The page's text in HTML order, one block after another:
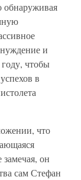
обнаруживая
и
чтобы
в
что
он
сам Стефан